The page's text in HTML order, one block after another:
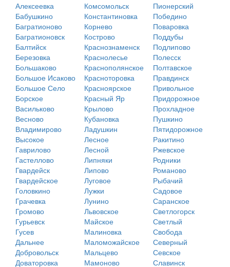
Алексеевка
Бабушкино
Багратионово
Багратионовск
Балтийск
Березовка
Большаково
Большое Исаково
Большое Село
Борское
Васильково
Весново
Владимирово
Высокое
Гаврилово
Гастеллово
Гвардейск
Гвардейское
Головкино
Грачевка
Громово
Гурьевск
Гусев
Дальнее
Добровольск
Доваторовка
Комсомольск
Константиновка
Корнево
Кострово
Краснознаменск
Краснолесье
Краснополянское
Красноторовка
Красноярское
Красный Яр
Крылово
Кубановка
Ладушкин
Лесное
Лесной
Липняки
Липово
Луговое
Лужки
Лунино
Львовское
Майское
Малиновка
Маломожайское
Мальцево
Мамоново
Пионерский
Победино
Поваровка
Поддубы
Подлипово
Полесск
Полтавское
Правдинск
Привольное
Придорожное
Прохладное
Пушкино
Пятидорожное
Ракитино
Ржевское
Родники
Романово
Рыбачий
Садовое
Саранское
Светлогорск
Светлый
Свобода
Северный
Севское
Славинск